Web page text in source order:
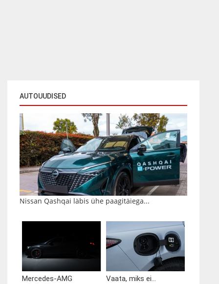
AUTOUUDISED
Nissan Qashqai läbis ühe paagitäiega...
Mercedes-AMG
Vaata, miks ei...